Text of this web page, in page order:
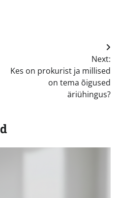
Next:
Kes on prokurist ja millised
on tema õigused
äriühingus?